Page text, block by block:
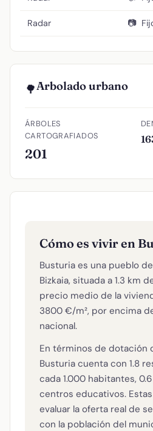
Radar 📷
🌳Arbolado urbano
ÁRBOLES
CARTOGRAFIADOS
201
Cómo es vivir en
Busturia es una pueblo
Bizkaia, situada a 1.3 km
precio medio de la
3800 €/m², por encima
nacional.
En términos de dotación
Busturia cuenta con 1.8
cada 1.000 habitantes,
centros educativos.
evaluar la oferta real de
con la población del